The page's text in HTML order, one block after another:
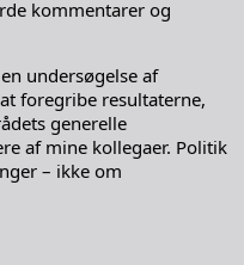
kommentarer og
undersøgelse af
foregribe resultaterne,
generelle
af mine kollegaer. Politik
– ikke om